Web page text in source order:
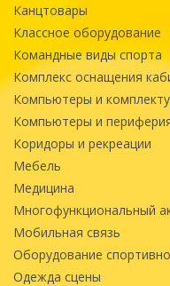
Канцтовары
Классное оборудование
Командные виды спорта
Комплекс оснащения
Компьютеры и
Компьютеры и
Коридоры и рекреации
Мебель
Медицина
Многофункциональный
Мобильная связь
Оборудование
Одежда сцены